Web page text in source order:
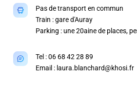
Pas de transport en commun
Train : gare d'Auray
Parking : une 20aine de places,
Tel : 06 68 42 28 89
Email : laura.blanchard@khosi.fr